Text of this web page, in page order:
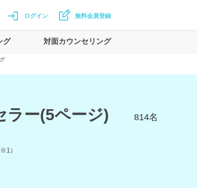
ログイン 無料会員登録
グ 対面カウンセリング
ラー(5ページ) 814名
※1）